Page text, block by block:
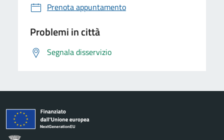
Prenota appuntamento
Problemi in città
Segnala disservizio